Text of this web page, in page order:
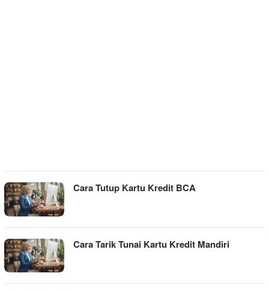
Cara Tutup Kartu Kredit BCA
Cara Tarik Tunai Kartu Kredit Mandiri